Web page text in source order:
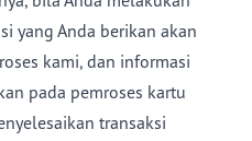
yang Anda berikan akan
kami, dan informasi
pada pemroses kartu
transaksi